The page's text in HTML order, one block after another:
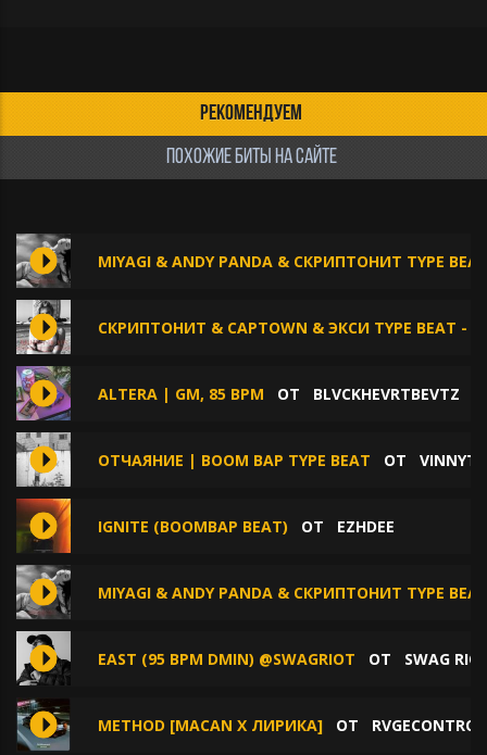
РЕКОМЕНДУЕМ
ПОХОЖИЕ БИТЫ НА САЙТЕ
MIYAGI & ANDY PANDA & СКРИПТОНИТ TYPE
СКРИПТОНИТ & CAPTOWN & ЭКСИ TYPE BEAT -
ALTERA | GM, 85 BPM ОТ BLVCKHEVRTBEVTZ
ОТЧАЯНИЕ | BOOM BAP TYPE BEAT ОТ
IGNITE (BOOMBAP BEAT) ОТ EZHDEE
MIYAGI & ANDY PANDA & СКРИПТОНИТ TYPE
EAST (95 BPM DMIN) @SWAGRIOT ОТ SWAG
METHOD [MACAN X ЛИРИКА] ОТ RVGECONTROL